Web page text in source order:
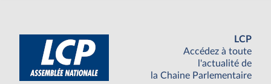
LCP
Accédez à toute
l'actualité de
la Chaine Parlementaire